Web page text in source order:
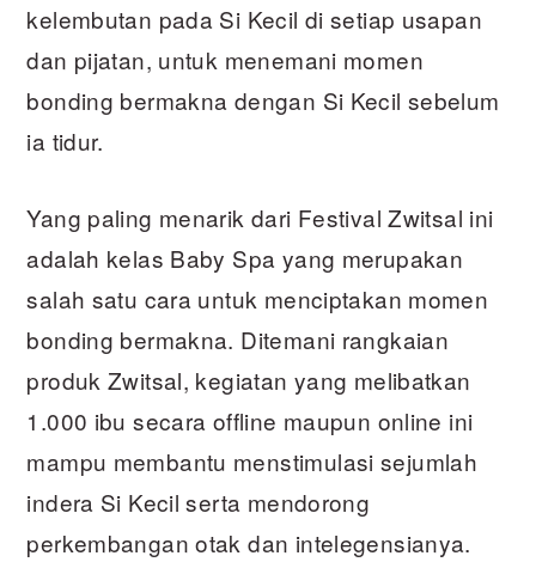
kelembutan pada Si Kecil di setiap usapan
dan pijatan, untuk menemani momen
bonding bermakna dengan Si Kecil sebelum
ia tidur.
Yang paling menarik dari Festival Zwitsal ini
adalah kelas Baby Spa yang merupakan
salah satu cara untuk menciptakan momen
bonding bermakna. Ditemani rangkaian
produk Zwitsal, kegiatan yang melibatkan
1.000 ibu secara offline maupun online ini
mampu membantu menstimulasi sejumlah
indera Si Kecil serta mendorong
perkembangan otak dan intelegensianya.